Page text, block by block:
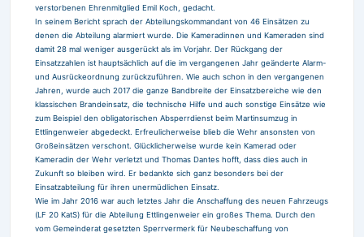
verstorbenen Ehrenmitglied Emil Koch, gedacht.
In seinem Bericht sprach der Abteilungskommandant von 46 Einsätzen zu
denen die Abteilung alarmiert wurde. Die Kameradinnen und Kameraden sind
damit 28 mal weniger ausgerückt als im Vorjahr. Der Rückgang der
Einsatzzahlen ist hauptsächlich auf die im vergangenen Jahr geänderte Alarm-
und Ausrückeordnung zurückzuführen. Wie auch schon in den vergangenen
Jahren, wurde auch 2017 die ganze Bandbreite der Einsatzbereiche wie den
klassischen Brandeinsatz, die technische Hilfe und auch sonstige Einsätze wie
zum Beispiel den obligatorischen Absperrdienst beim Martinsumzug in
Ettlingenweier abgedeckt. Erfreulicherweise blieb die Wehr ansonsten von
Großeinsätzen verschont. Glücklicherweise wurde kein Kamerad oder
Kameradin der Wehr verletzt und Thomas Dantes hofft, dass dies auch in
Zukunft so bleiben wird. Er bedankte sich ganz besonders bei der
Einsatzabteilung für ihren unermüdlichen Einsatz.
Wie im Jahr 2016 war auch letztes Jahr die Anschaffung des neuen Fahrzeugs
(LF 20 KatS) für die Abteilung Ettlingenweier ein großes Thema. Durch den
vom Gemeinderat gesetzten Sperrvermerk für Neubeschaffung von